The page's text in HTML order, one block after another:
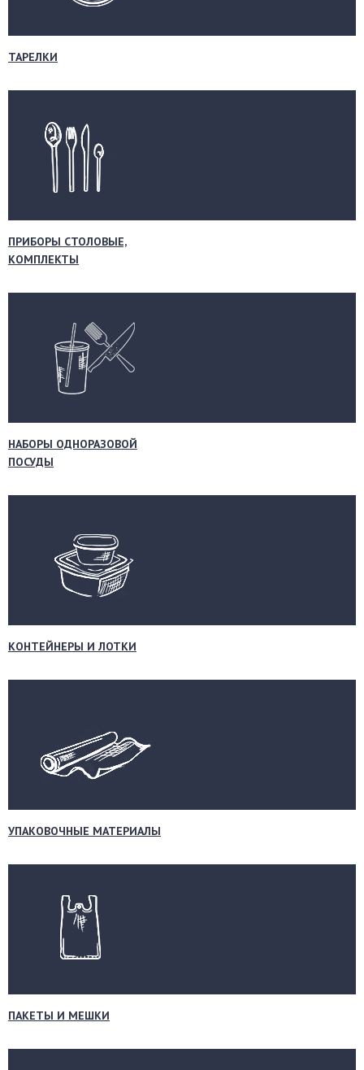
ТАРЕЛКИ
ПРИБОРЫ СТОЛОВЫЕ,
КОМПЛЕКТЫ
НАБОРЫ ОДНОРАЗОВОЙ
ПОСУДЫ
КОНТЕЙНЕРЫ И ЛОТКИ
УПАКОВОЧНЫЕ МАТЕРИАЛЫ
ПАКЕТЫ И МЕШКИ